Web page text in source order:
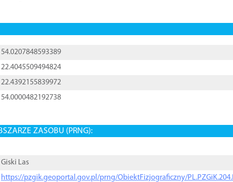
54.0207848593389
22.4045509494824
22.4392155839972
54.0000482192738
ZASOBU (PRNG):
Giski Las
https://pzgik.geoportal.gov.pl/prng/ObiektFizjograficzny/